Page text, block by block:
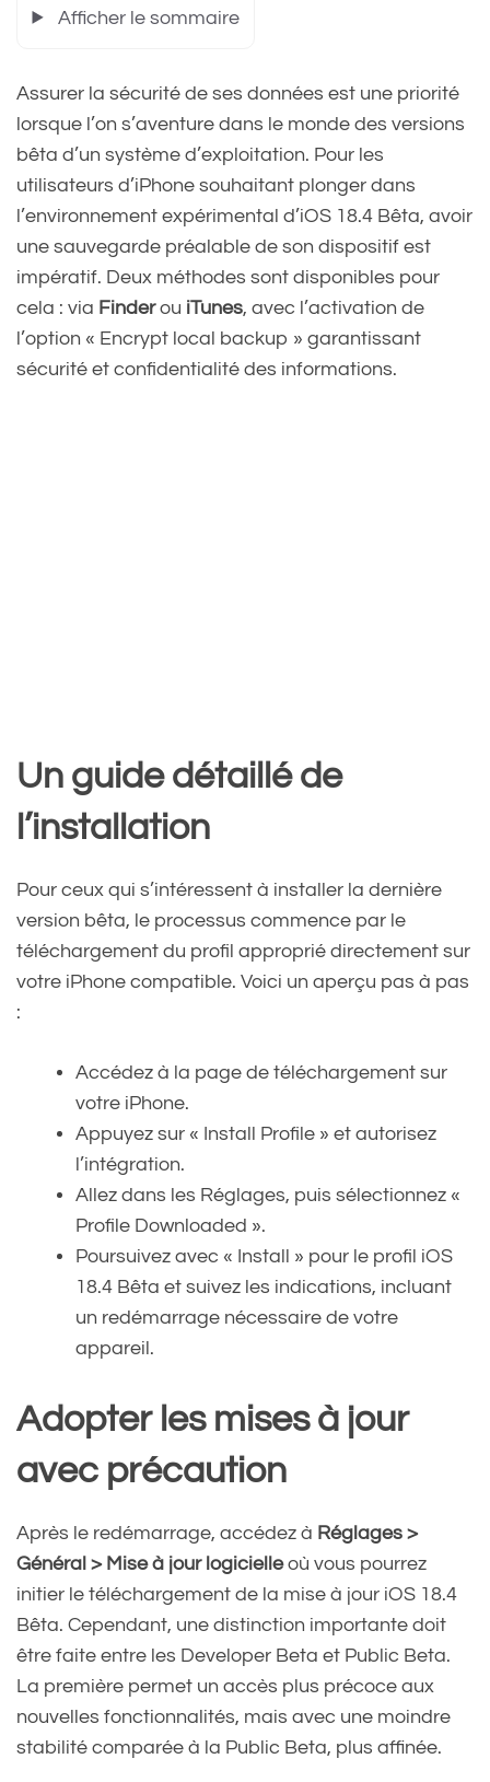
Afficher le sommaire
Assurer la sécurité de ses données est une priorité
lorsque l’on s’aventure dans le monde des versions
bêta d’un système d’exploitation. Pour les
utilisateurs d’iPhone souhaitant plonger dans
l’environnement expérimental d’iOS 18.4 Bêta, avoir
une sauvegarde préalable de son dispositif est
impératif. Deux méthodes sont disponibles pour
cela : via Finderou iTunes, avec l’activation de
l’option « Encrypt local backup » garantissant
sécurité et confidentialité des informations.
Un guide détaillé de
l’installation
Pour ceux qui s’intéressent à installer la dernière
version bêta, le processus commence par le
téléchargement du profil approprié directement sur
votre iPhone compatible. Voici un aperçu pas à pas
:
Accédez à la page de téléchargement sur
votre iPhone.
Appuyez sur « Install Profile » et autorisez
l’intégration.
Allez dans les Réglages, puis sélectionnez «
Profile Downloaded ».
Poursuivez avec « Install » pour le profil iOS
18.4 Bêta et suivez les indications, incluant
un redémarrage nécessaire de votre
appareil.
Adopter les mises à jour
avec précaution
Après le redémarrage, accédez à Réglages >
Général > Mise à jour logicielleoù vous pourrez
initier le téléchargement de la mise à jour iOS 18.4
Bêta. Cependant, une distinction importante doit
être faite entre les Developer Beta et Public Beta.
La première permet un accès plus précoce aux
nouvelles fonctionnalités, mais avec une moindre
stabilité comparée à la Public Beta, plus affinée.